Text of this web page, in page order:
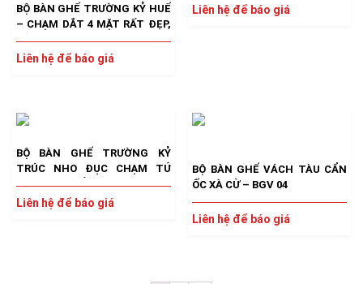
BỘ BÀN GHẾ TRƯỜNG KỶ HUẾ
– CHẠM DẮT 4 MẶT RẤT ĐẸP,
SẮC VÀ SÂU
Liên hệ để báo giá
Liên hệ để báo giá
BỘ BÀN GHẾ TRƯỜNG KỶ
TRÚC NHO ĐỤC CHẠM TỨ
QUÝ KINH ĐIỂN
Liên hệ để báo giá
BỘ BÀN GHẾ VÁCH TÀU CẨN
ỐC XÀ CỪ – BGV 04
Liên hệ để báo giá